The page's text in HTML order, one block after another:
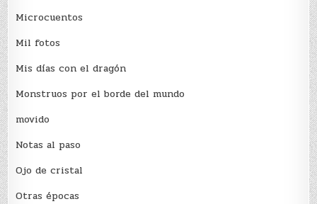
Microcuentos
Mil fotos
Mis días con el dragón
Monstruos por el borde del mundo
movido
Notas al paso
Ojo de cristal
Otras épocas